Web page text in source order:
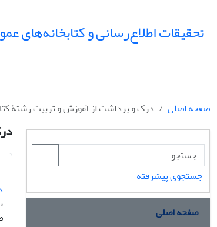
تحقیقات اطلاع‌رسانی و کتابخانه‌های
صفحه اصلی درک و برداشت از آموزش و تربیت رشتۀ
جستجوی پیشرفته
صفحه اصلی